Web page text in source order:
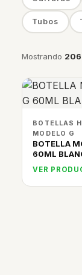
Tubos
Mostrando 206
BOTELLAS
MODELO G
BOTELLA
60ML
VER